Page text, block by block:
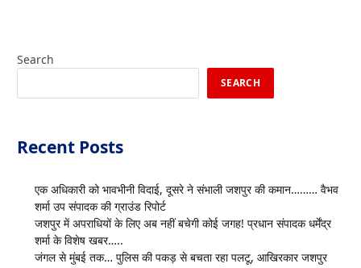
Search
SEARCH
Recent Posts
एक अधिकारी को भावभीनी विदाई, दूसरे ने संभाली जशपुर की कमान……… वैभव
शर्मा उप संपादक की ग्राउंड रिपोर्ट
जशपुर में अपराधियों के लिए अब नहीं बचेगी कोई जगह! प्रधान संपादक धर्मेंद्र
शर्मा के विशेष खबर…..
जंगल से मुंबई तक… पुलिस की पकड़ से बचता रहा पलटू, आखिरकार जशपुर